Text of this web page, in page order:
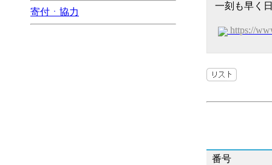
寄付ㆍ協力
一刻も早く
https://
番号